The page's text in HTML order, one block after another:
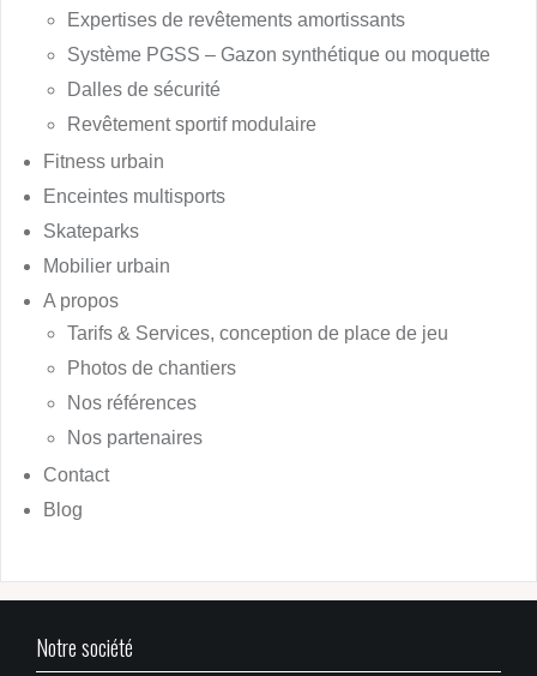
Expertises de revêtements amortissants
Système PGSS – Gazon synthétique ou moquette
Dalles de sécurité
Revêtement sportif modulaire
Fitness urbain
Enceintes multisports
Skateparks
Mobilier urbain
A propos
Tarifs & Services, conception de place de jeu
Photos de chantiers
Nos références
Nos partenaires
Contact
Blog
Notre société